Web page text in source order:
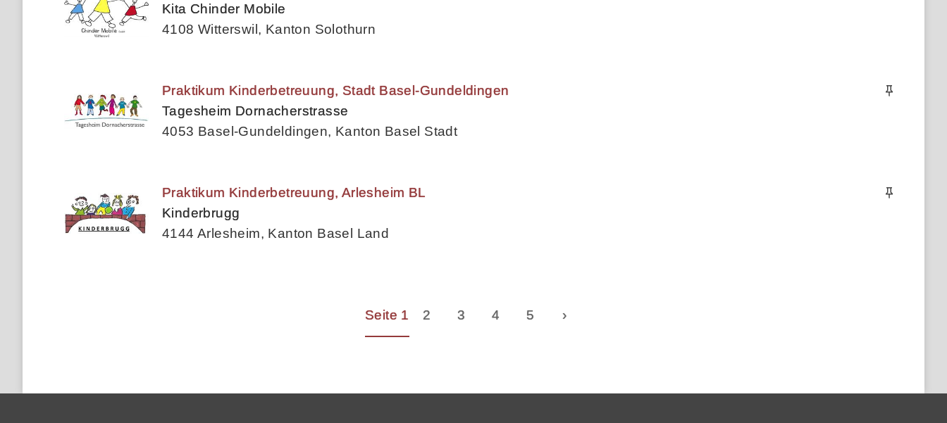
Kita Chinder Mobile
4108 Witterswil, Kanton Solothurn
Praktikum Kinderbetreuung, Stadt Basel-Gundeldingen
Tagesheim Dornacherstrasse
4053 Basel-Gundeldingen, Kanton Basel Stadt
Praktikum Kinderbetreuung, Arlesheim BL
Kinderbrugg
4144 Arlesheim, Kanton Basel Land
Seite 1 2 3 4 5 ›